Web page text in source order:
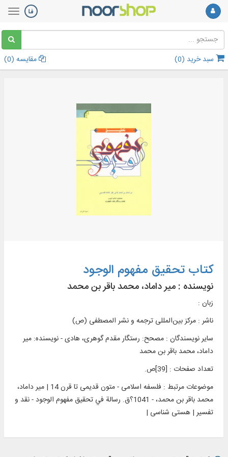
سبد خرید (0
) مقایسه (0
)
کتاب تحقیق مفهوم الوجود
نویسنده : میر داماد، محمد باقر بن محمد
زبان :
ناشر : مرکز بين‌المللی ترجمه و نشر المصطفی (ص)
سایر نویسندگان : مصحح: رستگار مقدم گوهری، هادی - نویسنده: میر
داماد، محمد باقر بن محمد
تعداد صفحات : [39]ص.
موضوعات مرتبط :
فلسفه اسلامی - متون قدیمی تا قرن 14 | میر داماد،
محمد باقر بن محمد، - 1041؟ق. رسالة في تحقیق مفهوم الوجود - نقد و
تفسیر | هستی شناسی |